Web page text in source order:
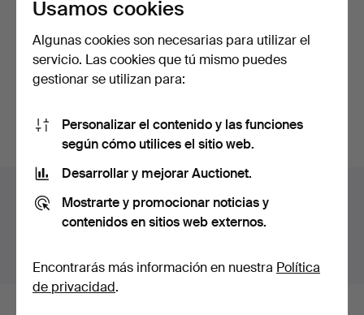
Reloj de bolsillo de una tapa
en caja de o…
Subastado 25 jun 2026
7 pujas
310 USD
relojes con cajas…
Subastado 6 jun 2026
1 puja
Suscribir búsqueda
Archivo de subastas
Estás buscando en el archivo de subastas concluidas.
Usamos cookies
Algunas cookies son necesarias para utilizar el
servicio. Las cookies que tú mismo puedes
gestionar se utilizan para:
Personalizar el contenido y las funciones
según cómo utilices el sitio web.
Desarrollar y mejorar Auctionet.
Mostrarte y promocionar noticias y
contenidos en sitios web externos.
Encontrarás más información en nuestra Política
de privacidad.